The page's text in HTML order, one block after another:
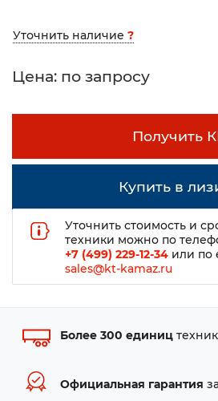
Уточнить наличие ?
Цена: по запросу
Получить
Купить в
Уточнить стоимость и
техники можно по
+7 (499) 229-12-34 или по
sales@kt-kamaz.ru
Более 300 единиц
Официальная гарантия